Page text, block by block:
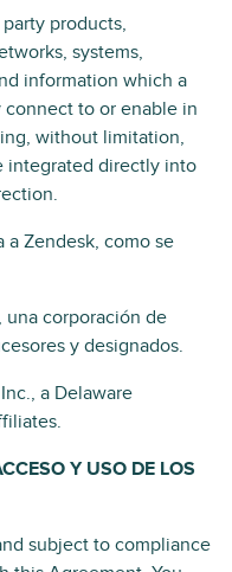
products,
systems,
information which a
connect to or enable in
without limitation,
integrated directly into
a Zendesk, como se
una corporación de
y designados.
a Delaware
Y USO DE LOS
subject to compliance